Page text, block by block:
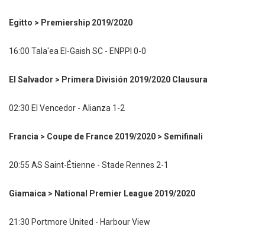
Egitto > Premiership 2019/2020
16:00 Tala'ea El-Gaish SC - ENPPI 0-0
El Salvador > Primera División 2019/2020 Clausura
02:30 El Vencedor - Alianza 1-2
Francia > Coupe de France 2019/2020 > Semifinali
20:55 AS Saint-Étienne - Stade Rennes 2-1
Giamaica > National Premier League 2019/2020
21:30 Portmore United - Harbour View